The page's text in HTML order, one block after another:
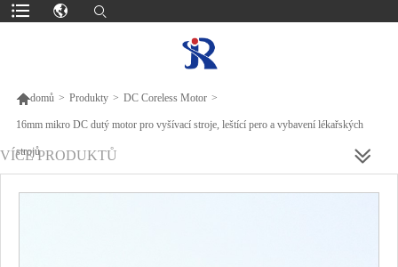
domů > Produkty > DC Coreless Motor >
16mm mikro DC dutý motor pro vyšívací stroje, leštící pero a vybavení lékařských
strojů
VÍCE PRODUKTŮ